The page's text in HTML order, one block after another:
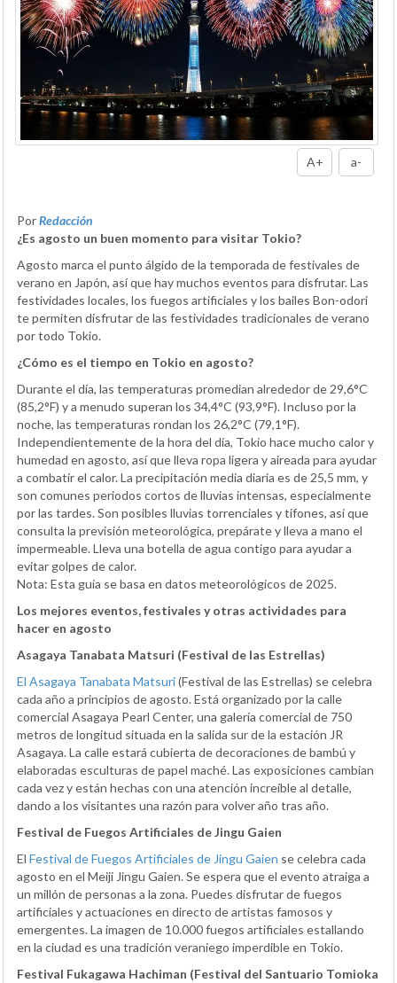
A+ a-
PorRedacción
¿Es agosto un buen momento para visitar Tokio?
Agosto marca el punto álgido de la temporada de festivales de
verano en Japón, así que hay muchos eventos para disfrutar. Las
festividades locales, los fuegos artificiales y los bailes Bon-odori
te permiten disfrutar de las festividades tradicionales de verano
por todo Tokio.
¿Cómo es el tiempo en Tokio en agosto?
Durante el día, las temperaturas promedian alrededor de 29,6°C
(85,2°F) y a menudo superan los 34,4°C (93,9°F). Incluso por la
noche, las temperaturas rondan los 26,2°C (79,1°F).
Independientemente de la hora del día, Tokio hace mucho calor y
humedad en agosto, así que lleva ropa ligera y aireada para ayudar
a combatir el calor. La precipitación media diaria es de 25,5 mm, y
son comunes periodos cortos de lluvias intensas, especialmente
por las tardes. Son posibles lluvias torrenciales y tifones, así que
consulta la previsión meteorológica, prepárate y lleva a mano el
impermeable. Lleva una botella de agua contigo para ayudar a
evitar golpes de calor.
Nota: Esta guía se basa en datos meteorológicos de 2025.
Los mejores eventos, festivales y otras actividades para
hacer en agosto
Asagaya Tanabata Matsuri (Festival de las Estrellas)
El Asagaya Tanabata Matsuri(Festival de las Estrellas) se celebra
cada año a principios de agosto. Está organizado por la calle
comercial Asagaya Pearl Center, una galería comercial de 750
metros de longitud situada en la salida sur de la estación JR
Asagaya. La calle estará cubierta de decoraciones de bambú y
elaboradas esculturas de papel maché. Las exposiciones cambian
cada vez y están hechas con una atención increíble al detalle,
dando a los visitantes una razón para volver año tras año.
Festival de Fuegos Artificiales de Jingu Gaien
El Festival de Fuegos Artificiales de Jingu Gaien se celebra cada
agosto en el Meiji Jingu Gaien. Se espera que el evento atraiga a
un millón de personas a la zona. Puedes disfrutar de fuegos
artificiales y actuaciones en directo de artistas famosos y
emergentes. La imagen de 10.000 fuegos artificiales estallando
en la ciudad es una tradición veraniego imperdible en Tokio.
Festival Fukagawa Hachiman (Festival del Santuario Tomioka